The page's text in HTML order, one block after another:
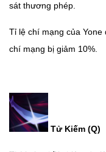
sát thương phép.
Tỉ lệ chí mạng của
chí mạng bị giảm 10%.
Tử Kiếm (Q)